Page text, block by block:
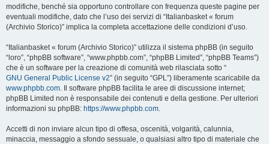
modifiche, benché sia opportuno controllare con frequenza queste pagine per
eventuali modifiche, dato che l’uso dei servizi di “Italianbasket « forum
(Archivio Storico)” implica la completa accettazione delle condizioni d’uso.
“Italianbasket « forum (Archivio Storico)” utilizza il sistema phpBB (in seguito
“loro”, “phpBB software”, “www.phpbb.com”, “phpBB Limited”, “phpBB Teams”)
che è un software per la creazione di comunità web rilasciata sotto “
GNU General Public License v2” (in seguito “GPL”) liberamente scaricabile da
www.phpbb.com. Il software phpBB facilita le aree di discussione internet;
phpBB Limited non è responsabile dei contenuti e della gestione. Per ulteriori
informazioni su phpBB: https://www.phpbb.com.
Accetti di non inviare alcun tipo di offesa, oscenità, volgarità, calunnia,
minaccia, messaggio a sfondo sessuale, o qualsiasi altro tipo di materiale che